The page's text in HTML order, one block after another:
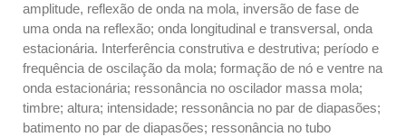
amplitude, reflexão de onda na mola, inversão de fase de
uma onda na reflexão; onda longitudinal e transversal, onda
estacionária. Interferência construtiva e destrutiva; período e
frequência de oscilação da mola; formação de nó e ventre na
onda estacionária; ressonância no oscilador massa mola;
timbre; altura; intensidade; ressonância no par de diapasões;
batimento no par de diapasões; ressonância no tubo